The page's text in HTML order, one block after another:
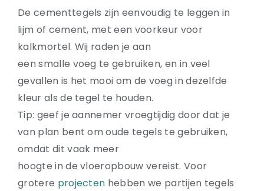
De cementtegels zijn eenvoudig te leggen in
lijm of cement, met een voorkeur voor
kalkmortel. Wij raden je aan
een smalle voeg te gebruiken, en in veel
gevallen is het mooi om de voeg in dezelfde
kleur als de tegel te houden.
Tip: geef je aannemer vroegtijdig door dat je
van plan bent om oude tegels te gebruiken,
omdat dit vaak meer
hoogte in de vloeropbouw vereist. Voor
grotere projecten hebben we partijen tegels